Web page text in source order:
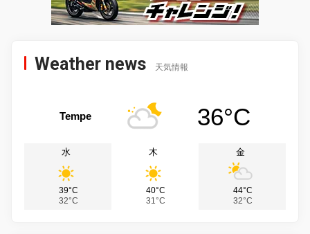
Weather news 天気情報
Tempe 36°C
水
39°C
32°C
木
40°C
31°C
金
44°C
32°C